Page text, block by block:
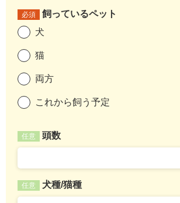
必須
飼っているペット
犬
猫
両方
これから飼う予定
任意 頭数
任意 犬種/猫種